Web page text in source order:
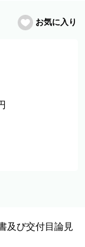
お気に入り
及び交付目論見